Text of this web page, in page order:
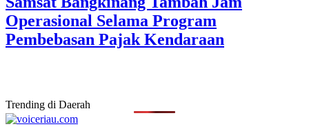
Operasional Selama Program
Pembebasan Pajak Kendaraan
Trending di Daerah